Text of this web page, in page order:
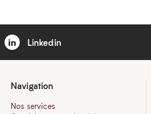
Linkedin
Navigation
Nos services